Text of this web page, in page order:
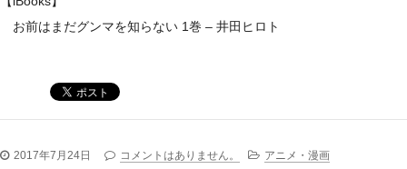
お前はまだグンマを知らない 1巻 – 井田ヒロト
2017年7月24日 コメントはありません。 アニメ・漫画